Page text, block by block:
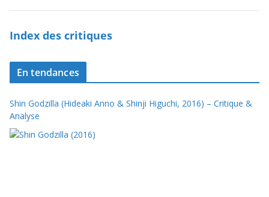
Index des critiques
En tendances
Shin Godzilla (Hideaki Anno & Shinji Higuchi, 2016) – Critique &
Analyse